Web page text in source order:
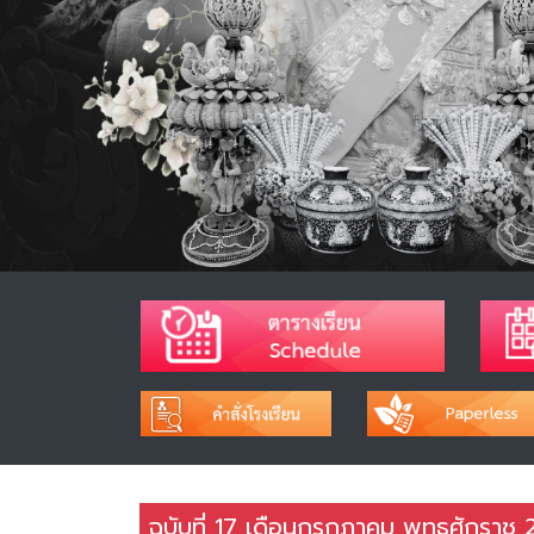
ฉบับที่ 17 เดือนกรกฎาคม พุทธศักราช